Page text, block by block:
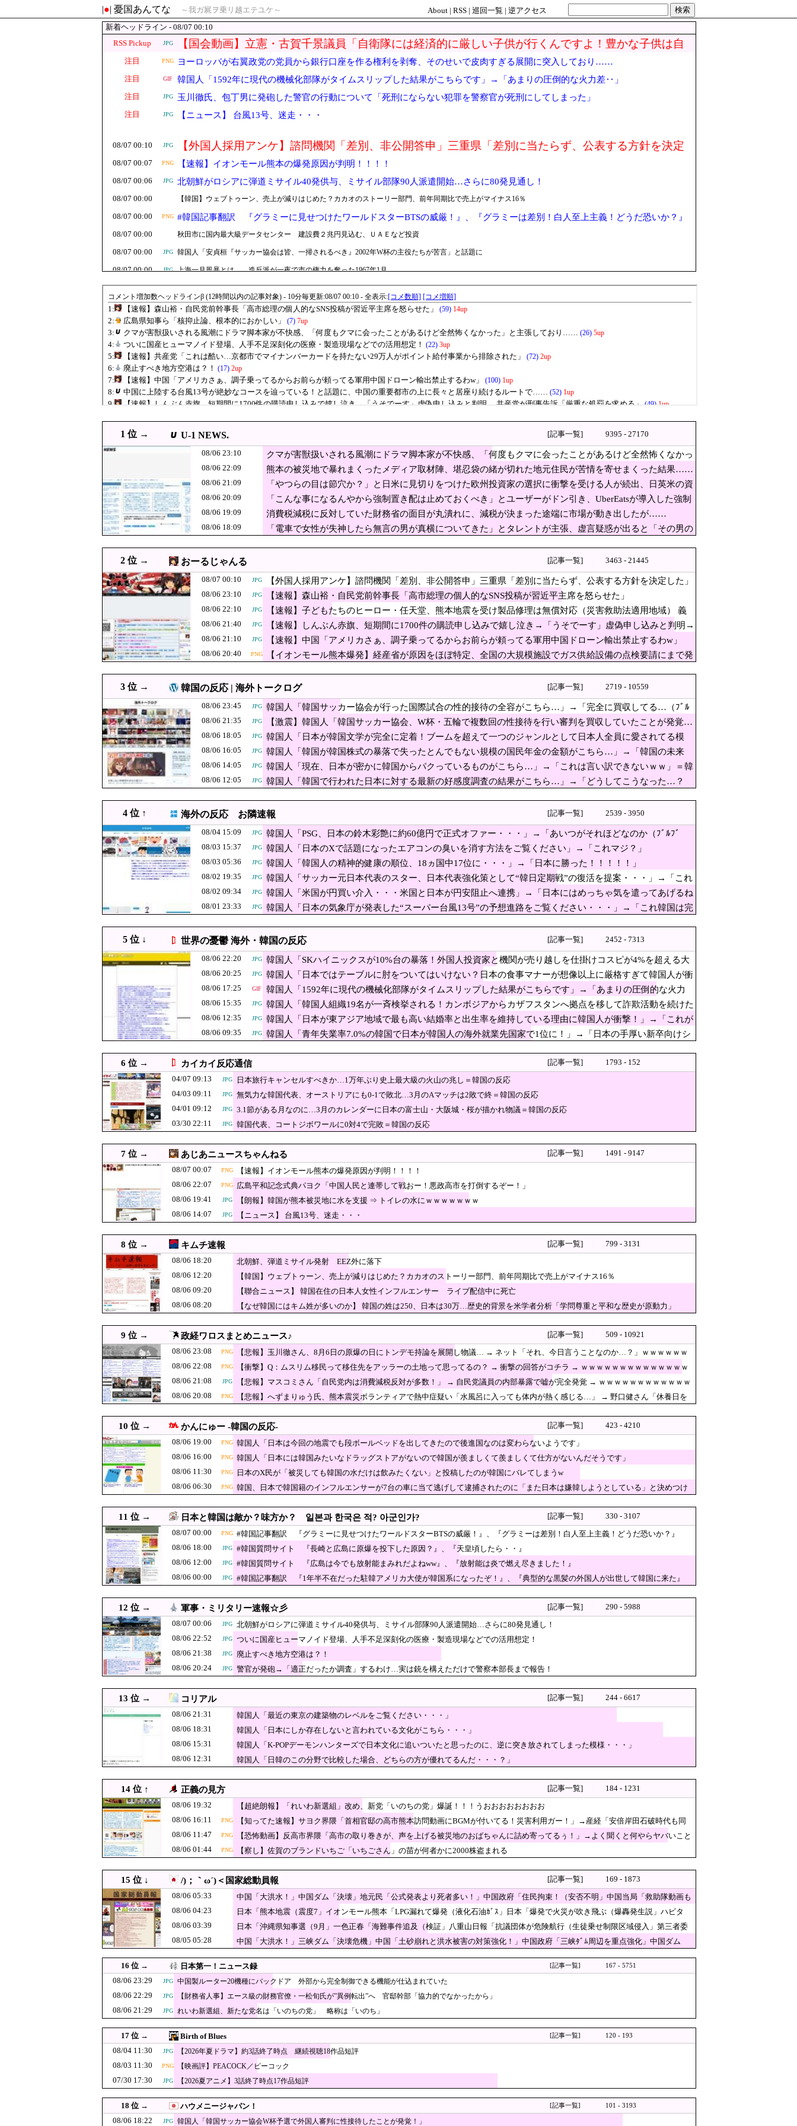
|●| 憂国あんてな ～我ガ屍ヲ乗リ越エテユケ～ About | RSS | 巡回一覧 | 逆アクセス
検索
新着ヘッドライン - 08/07 00:10
RSS Pickup
JPG
【国会動画】立憲・古賀千景議員「自衛隊には経済的に厳しい子供が行くんですよ！豊かな子供は自
衛隊になんてなりませんよ！」→進次郎ブチギレ→古、不貞腐れた態度で謝罪
注目 PNG ヨーロッパが右翼政党の党員から銀行口座を作る権利を剥奪、そのせいで皮肉すぎる展開に突入しており……
注目 GIF 韓国人「1592年に現代の機械化部隊がタイムスリップした結果がこちらです」→「あまりの圧倒的な火力差‥」
注目 JPG 玉川徹氏、包丁男に発砲した警官の行動について「死刑にならない犯罪を警察官が死刑にしてしまった」
注目 JPG 【ニュース】 台風13号、迷走・・・
08/07 00:10 JPG
【外国人採用アンケ】諮問機関「差別、非公開答申」三重県「差別に当たらず、公表する方針を決定
した」
08/07 00:07 PNG 【速報】イオンモール熊本の爆発原因が判明！！！！
08/07 00:06 JPG 北朝鮮がロシアに弾道ミサイル40発供与、ミサイル部隊90人派遣開始…さらに80発見通し！
08/07 00:00 【韓国】ウェブトゥーン、売上が減りはじめた？カカオのストーリー部門、前年同期比で売上がマイナス16％
08/07 00:00 PNG #韓国記事翻訳 『グラミーに見せつけたワールドスターBTSの威厳！』、『グラミーは差別！白人至上主義！どうだ恐いか？』
08/07 00:00 秋田市に国内最大級データセンター 建設費２兆円見込む、ＵＡＥなど投資
08/07 00:00 JPG 韓国人「安貞桓『サッカー協会は皆、一掃されるべき』2002年W杯の主役たちが苦言」と話題に
08/07 00:00 JPG 上海一月風暴とは——造反派が一夜で市の権力を奪った1967年1月
08/06 23:57 PNG 広島県知事ら「核抑止論、根本的におかしい」
08/06 23:55 中国外務省、広島原爆投下に関して「同情を得ようと核被害者の立場を政治利用」[8/6]
08/06 23:45 JPG
韓国人「韓国サッカー協会が行った国際試合の性的接待の全容がこちら…」→「完全に買収してる…
（ﾌﾞﾙﾌﾞﾙ」＝韓国の反応
08/06 23:29 JPG 中国製ルーター20機種にバックドア 外部から完全制御できる機能が仕込まれていた
08/06 23:10
クマが害獣扱いされる風潮にドラマ脚本家が不快感、「何度もクマに会ったことがあるけど全然怖く
なかった」と主張しており……
08/06 23:10 JPG 【速報】森山裕・自民党前幹事長「高市総理の個人的なSNS投稿が習近平主席を怒らせた」
08/06 23:08 PNG
【悲報】玉川徹さん、8月6日の原爆の日にトンデモ持論を展開し物議… → ネット「それ、今日言うことなのか…？」ｗｗｗｗｗ
08/06 23:00 韓国人「別れを告げた女性を車に監禁した50代男を逮捕」→「本当に情けない」
08/06 23:00 JPG 【衝撃】韓国人「宮崎駿が首を縦に振った金額」
コメ価格先行き指数 過去最低 今後も値下がり傾向 [8/6]
08/06 22:52 JPG ついに国産ヒューマノイド登場、人手不足深刻化の医療・製造現場などでの活用想定！
08/06 22:29 JPG 【財務省人事】エース級の財務官僚・一松旬氏が”異例転出”へ 官邸幹部「協力的でなかったから」
08/06 22:20 JPG
韓国人「SKハイニックスが10%台の暴落！外国人投資家と機関が売り越しを仕掛けコスピが4%を超え
る大幅な下落‥」
08/06 22:10 JPG
【速報】子どもたちのヒーロー・任天堂、熊本地震を受け製品修理は無償対応（災害救助法適用地
域） 義援金5000万円寄付
08/06 22:09
熊本の被災地で暴れまくったメディア取材陣、堪忍袋の緒が切れた地元住民が苦情を寄せまくった結
果……
08/06 22:08 PNG 【衝撃】Q：ムスリム移民って移住先をアッラーの土地って思ってるの？ → 衝撃の回答がコチラ → ｗｗｗｗｗｗｗｗｗｗｗｗｗ
ｗ
08/06 22:07 PNG 広島平和記念式典パヨク「中国人民と連帯して戦おー！悪政高市を打倒するぞー！」
「盆踊り」は騒音か 苦情数件会場半減 無音の中イヤホンから流れる曲に合わせ踊るサイレント盆ダンスも
08/06 22:00 JPG 韓国人「中国・北京の108階建てビルに軽飛行機が衝突…当局は“状況を知らない”と沈黙」
08/06 22:00 サム・アルトマンとは何者か——Googleミートで解雇された「5日間」を生き延び、8520億ドル企業を率いる男になるまで
08/06 21:55 「Linuxで十分じゃね…？」世界が気付き始める Linuxの市場シェアが初めて10%超える Windows窮地 [8/6]
【速報】しんぶん赤旗、短期間に1700件の購読申し込みで嬉し泣き→「うそでーす」虚偽申し込みと
判明→ 共産党が刑事告訴「厳重な処罰を求める」
08/06 21:38 廃止すべき地方空港は？！
08/06 21:35 JPG
【激震】韓国人「韓国サッカー協会、W杯・五輪で複数回の性接待を行い審判を買収していたことが
発覚…（ﾌﾞﾙﾌﾞﾙ」＝韓国の反応
08/06 21:31 韓国人「最近の東京の建築物のレベルをご覧ください・・・」
08/06 21:30 【韓国・聯合ニュース】 金与正氏 日本の巡航ミサイル試射に反発＝「軍事的対応」取る
08/06 21:29 JPG れいわ新選組、新たな党名は「いのちの党」 略称は「いのち」
08/06 21:23 韓国人「猛暑で『屋外作業の中止』『デリバリー配達員の保護』『工事現場の運営制限』…社会全体が極限の暑さに適応を模索」
08/06 21:10
【速報】中国「アメリカさぁ、調子乗ってるからお前らが頼ってる軍用中国ドローン輸出禁止するわ
w」
「やつらの目は節穴か？」と日米に見切りをつけた欧州投資家の選択に衝撃を受ける人が続出、日英
米の資産を処分して代わりに選んだのは……
08/06 21:08 JPG
【悲報】マスコミさん「自民党内は消費減税反対が多数！」 → 自民党議員の内部暴露で嘘が完全発覚 → ｗｗｗｗｗｗｗｗｗｗｗ
ｗｗｗ
08/06 21:04 JPG ヨーロッパが中国製メガソーラーを締め出しｗｗｗ
08/06 21:00 JPG 【なぜ韓国にはキム姓が多いのか】 韓国の姓は250、日本は30万…歴史的背景を米学者分析「学問尊重と平和な歴史が原動力」
【参政党】神谷代表、食料品の消費減税「天下の愚策だ」と批判
08/06 21:00 JPG 韓国人「リュ・スンボム、会社車でバス専用車線を走行し罰金」→「たいしたことない」
08/06 21:00 JPG 【朗報】韓国人「100回以上聴いたJ-POP、この5曲」
08/06 20:55 JPG 日本共産党の街宣車が電柱に衝突「居眠りをしてしまった」同乗していた県議を含め男女3人重傷 - 長野県駒ケ根市 [8/6]
08/06 20:40 PNG 【イオンモール熊本爆発】経産省が原因をほぼ特定、全国の大規模施設でガス供給設備の点検要請に
まで発展する事態に・・・【PICKUP】
パヨク「アジア人民、中国人民と連帯して戦おー！悪政高市を打倒するぞー！」
08/06 20:25 JPG
韓国人「日本ではテーブルに肘をついてはいけない？日本の食事マナーが想像以上に厳格すぎて韓国
人が衝撃！」→「これが日本の食事マナーか？‥」
08/06 20:24 JPG 警官が発砲→「適正だったか調査」するわけ…実は銃を構えただけで警察本部長まで報告！
08/06 20:10 JPG
【速報】「中国への侵略戦争に突入するための戦争式典だ」 パヨクが広島の平和記念式典に反対する
08/06 20:09
「こんな事になるんやから強制置き配は止めておくべき」とユーザーがドン引き、UberEatsが導入した
強制置き配が起こしたのは……
08/06 20:09 JPG 日本デビュー決定の韓国ガールズグループ『NMIXX』、2年前の『独島は我が領土』歌唱が再熱 日本デビューが直面する“音楽以外の壁”ニダ！
08/06 20:08
【悲報】へずまりゅう氏、熊本震災ボランティアで熱中症疑い「水風呂に入っても体内が熱く感じる…」 → 野口健さん「休養日
08/06 20:00 JPG 【衝撃】中国製ルーター20機種にバックドア発見！ ネットに繋ぐだけで35秒ごとに中国のサーバーと通信
08/06 20:00 【速報】れいわ新選組、「いのちの党」に党名変更
08/06 20:00 韓国人「KOSPI史上最高値更新！SKハイニックスが牽引し9000ポイントまであと少し」→「サムスンとハイニックスだけだろ！」
08/06 20:00 JPG 【衝撃】韓国人「日本のゲーセン、女の子の要望が刺さりすぎた」
秋田市に日本最大級AIデータセンター 建設費2兆円、アラブ首長国連邦（UAE）が投資へ [8/6]
08/06 19:41 【朗報】韓国が熊本被災地に水を支援 ⇒ トイレの水にｗｗｗｗｗｗｗ
08/06 19:40 JPG 【熊本地震】専門家「イオンモール熊本の爆心地に…喫煙所と自販機」警察・消防「」
08/06 19:30 JPG 【速報】れいわ新選組、「いのちの党」に党名変更ｗｗｗｗｗｗ
08/06 19:29 松のや「ママ応援企画」がなぜ許されない？「窮屈な世の中」に住む不幸、「尊重し合える社会」は遠ざかる一方 石原壮一郎氏
08/06 19:23 【中央日報】日本の地震被害に支援したのに…一部の日本人「韓国産の水は水洗トイレに」[8/6] [昆虫図鑑★]
08/06 19:10 JPG ウクライナ軍参謀本部「今年のロシア軍死傷者24万人…新規兵力の募集規模を上回る」！
ら排除された」
08/06 19:09 消費税減税に反対していた財務省の面目が丸潰れに、減税が決まった途端に市場が動き出したが……
08/06 19:08 PNG 【悲報】町のお弁当屋さん「消費税減税されても値下げせず全て利益にする！」と宣言しネットで物議 → ｗｗｗｗｗｗｗｗｗｗ
ｗｗｗｗ
08/06 19:07 【朗報】日産e-power、無給油で1980km走行しギネス記録を達成 55Lタンクでリッター36km（SUV）
08/06 19:00 韓国人「日本は今回の地震でも段ボールベッドを出してきたので後進国なのは変わらないようです」
08/06 19:00 JPG 韓国人「マクドナルドを凌駕した中国のアイスクリームチェーンの正体とは？」→「中国製は食べない」
08/06 19:00 JPG 【衝撃】韓国人「日本人が作った室外機カバー、1年後に気づく」
08/06 18:55 韓国SNS 日本の地震被害、水を支援したのに「韓国産の水は水洗トイレに」[8/6]
08/06 18:34
河合ゆうすけ「来年8月に行われる埼玉県知事選に立候補致します。現職の大野知事は左翼思想であるため、外国人問題が全く解決しないと多くの埼玉県民が怒り
の声を上げています」
08/06 18:31
08/06 18:22 JPG 韓国人「韓国サッカー協会W杯予選で外国人審判に性接待したことが発覚！」
08/06 18:20 北朝鮮、弾道ミサイル発射 EEZ外に落下
08/06 18:10 JPG
【速報】農家、キレる「高市総理には愛想尽かした今年でやめるぞ」コメ売値は生産原価の半分以
下、肥料代や燃料代は高騰
08/06 18:09
「電車で女性が失神したら無言の男が真横についてきた」とタレントが主張、虚言疑惑が出ると「そ
の男の垢を発見した」と追加主張するも……
08/06 18:08 JPG
【！】辻元清美さん、高市総理の被災地入りに「プロモーションのような動画を撮らせて、悲しく情けない！」ｗｗｗｗｗｗｗｗ
ｗｗｗｗｗｗ
08/06 18:05 JPG
韓国人「日本が韓国文学が完全に定着！ブームを超えて一つのジャンルとして日本人全員に愛されて
る模様…（ﾌﾞﾙﾌﾞﾙ」＝韓国の反応
08/06 18:00 珍しく南北から同時に叩かれた日本 韓国からは「領土問題」、北朝鮮からは「トマホーク発射」で
08/06 18:00 JPG 【速報】北朝鮮が日本海に向けてミサイル発射
08/06 18:00 JPG #韓国質問サイト 『長崎と広島に原爆を投下した原因？』、『天皇頃したら・・』
08/06 18:00 【総務省人事】エース級の財務官僚・一松旬氏が“異例転出”へ 官邸幹部「協力的でなかったから」
08/06 18:00 JPG 韓国人「敵国でのワールドカップ…イランがアメリカのロッカールームに残した手紙が感動的」と話題に
08/06 18:00 JPG 【朗報】韓国の掲示板「日本のスーパー、この売り場だけ異世界」
08/06 18:00 【動画】ワイ「AIくん！美人マッマが息子に頼まれてえちえち衣装を着るアニメ作ってくれ！元絵もAIくんが描いてや」AI「はぁ…（ため息）」
JPG なぜこんなに多くの物が中国製なのか？…米メディア！
08/06 17:55 ８月6日…北朝鮮から弾道ミサイルの可能性のあるもの発射 防衛省が発表 [8/6]
08/06 17:50 「日本を必ず後悔させる」北朝鮮金総書記の妹・金与正氏 海自のミサイル実射実験に「日本の軍事大国化黙認しない」 [8/5]
08/06 17:40 PNG 韓国人「TikTok配信中に亡くなった日本人インフルエンサー…SNS誹謗中傷の波紋広がる」
08/06 17:29 JPG 玉川徹、生出演の自民党議員に「全面的に大賛成、おっしゃる通り」 消費減税への主張めぐり
08/06 17:25 GIF
韓国人「1592年に現代の機械化部隊がタイムスリップした結果がこちらです」→「あまりの圧倒的な
火力差‥」
08/06 17:10 JPG 【速報】中国、アメリカに対する制裁を一斉発表
08/06 17:09
「もう二度と使わないからな」と某カーシェアの広告を信じた人が絶叫、船が遅れたからバスが無く
なって困ってたりこの看板が…
08/06 17:00 株式投資、若年男性の自信喪失の原因に-6割超が「人生の敗者」自認
08/06 17:00 JPG 【速報】毎日新聞のベテラン記者を逮捕 包丁で夫を脅した容疑
08/06 17:00 JPG 韓国人「チ・チャンウク、最近金欠なのか？」→SKテレコムの“病みつき広告”が瞬く間に380万回再生突破と話題に
08/06 16:55 JPG 韓国の飲食店で「こぼれたビールを再提供？」…衝撃映像が拡散、衛生管理に批判殺到 ［8/6］
08/06 16:42 JPG 熊本･八代港で自衛隊の「病院船」が医療提供開始、診察と薬剤処方…被災者向け大浴場も！
08/06 16:38 PNG
【悲報】石破茂さん「高市内閣のやり方は強引だ！」支持率下落の理由を指摘 → ﾈｯﾄ「お前が言うな」「鳥取県だけ減税無し
で！」 ｗｗｗｗｗｗｗｗｗｗｗｗｗｗ
08/06 16:30 JPG 客が使ったビールジョッキを水だけですすいで再提供した日本の飲食店…韓国のネットで物議
08/06 16:11 PNG
【知ってた速報】サヨク界隈「首相官邸の高市熊本訪問動画にBGMが付いてる！災害利用ガー！」→産経「安倍岸田石破時代も同様。当時は批判なかった」（動
画）
08/06 16:10 PNG 【ワロタ】トランプ大統領とホワイトハウス、ナルトに自分の顔を合成して投稿 日本政府が苦言「公
的機関であっても許諾が必要」
08/06 16:09
中国に上陸する台風13号が絶妙なコースを辿っている！と話題に、中国の重要都市の上に長々と居座
り続けるルートで……
08/06 16:05 JPG
韓国人「韓国が韓国株式の暴落で失ったとんでもない規模の国民年金の金額がこちら…」→「韓国の
未来が…（ﾌﾞﾙﾌﾞﾙ」＝韓国の反応
08/06 16:00 PNG 韓国人「日本には韓国みたいなドラッグストアがないので韓国が羨ましくて羨ましくて仕方がないんだそうです」
08/06 16:00 毎日新聞記者を逮捕 包丁で夫脅した疑い
08/06 16:00 JPG 韓国人「イ・ヨンス、チェコ戦の変数を語る『高地＋雨＝ボールが速くなる』」
1 位 → U-1 NEWS. [記事一覧] 9395 - 27170
08/06 23:10
クマが害獣扱いされる風潮にドラマ脚本家が不快感、「何度もクマに会ったことがあるけど全然怖くなかっ
た」と主張しており……
08/06 22:09 熊本の被災地で暴れまくったメディア取材陣、堪忍袋の緒が切れた地元住民が苦情を寄せまくった結果……
08/06 21:09
「やつらの目は節穴か？」と日米に見切りをつけた欧州投資家の選択に衝撃を受ける人が続出、日英米の資
産を処分して代わりに選んだのは……
08/06 20:09
「こんな事になるんやから強制置き配は止めておくべき」とユーザーがドン引き、UberEatsが導入した強制
置き配が起こしたのは……
08/06 19:09 消費税減税に反対していた財務省の面目が丸潰れに、減税が決まった途端に市場が動き出したが……
08/06 18:09
「電車で女性が失神したら無言の男が真横についてきた」とタレントが主張、虚言疑惑が出ると「その男の
2 位 → おーるじゃんる [記事一覧] 3463 - 21445
08/07 00:10 JPG 【外国人採用アンケ】諮問機関「差別、非公開答申」三重県「差別に当たらず、公表する方針を決定した」
08/06 23:10 JPG 【速報】森山裕・自民党前幹事長「高市総理の個人的なSNS投稿が習近平主席を怒らせた」
08/06 22:10 JPG
【速報】子どもたちのヒーロー・任天堂、熊本地震を受け製品修理は無償対応（災害救助法適用地域） 義
援金5000万円寄付
08/06 21:40 JPG
【速報】しんぶん赤旗、短期間に1700件の購読申し込みで嬉し泣き→「うそでーす」虚偽申し込みと判明→
共産党が刑事告訴「厳重な処罰を求める」
08/06 21:10 JPG 【速報】中国「アメリカさぁ、調子乗ってるからお前らが頼ってる軍用中国ドローン輸出禁止するわw」
08/06 20:40 PNG
【イオンモール熊本爆発】経産省が原因をほぼ特定、全国の大規模施設でガス供給設備の点検要請にまで発
3 位 → 韓国の反応 | 海外トークログ [記事一覧] 2719 - 10559
08/06 23:45 JPG
韓国人「韓国サッカー協会が行った国際試合の性的接待の全容がこちら…」→「完全に買収してる…（ﾌﾞﾙ
ﾌﾞﾙ」＝韓国の反応
08/06 21:35 JPG
【激震】韓国人「韓国サッカー協会、W杯・五輪で複数回の性接待を行い審判を買収していたことが発覚…
（ﾌﾞﾙﾌﾞﾙ」＝韓国の反応
08/06 18:05 JPG
韓国人「日本が韓国文学が完全に定着！ブームを超えて一つのジャンルとして日本人全員に愛されてる模
様…（ﾌﾞﾙﾌﾞﾙ」＝韓国の反応
08/06 16:05 JPG
韓国人「韓国が韓国株式の暴落で失ったとんでもない規模の国民年金の金額がこちら…」→「韓国の未来
が…（ﾌﾞﾙﾌﾞﾙ」＝韓国の反応
08/06 14:05 JPG
韓国人「現在、日本が密かに韓国からパクっているものがこちら…」→「これは言い訳できないｗｗ」＝韓
国の反応
08/06 12:05 JPG
韓国人「韓国で行われた日本に対する最新の好感度調査の結果がこちら…」→「どうしてこうなった…？
4 位 ↑ 海外の反応 お隣速報 [記事一覧] 2539 - 3950
08/04 15:09 JPG
韓国人「PSG、日本の鈴木彩艶に約60億円で正式オファー・・・」→「あいつがそれほどなのか（ﾌﾞﾙﾌﾞ
ﾙ）」「レギュラーとして出れるとは思わないけど、それでもやっぱり羨ましいね」
08/03 15:37 JPG 韓国人「日本のXで話題になったエアコンの臭いを消す方法をご覧ください」→「これマジ？」
08/03 05:36 JPG 韓国人「韓国人の精神的健康の順位、18ヵ国中17位に・・・」→「日本に勝った！！！！！」
08/02 19:35 JPG
韓国人「サッカー元日本代表のスター、日本代表強化策として“韓日定期戦”の復活を提案・・・」→「これ
はマジで良いと思う」「今すぐやったらガチでボコられるだろうね 10年後にやらないか？」「やめてく
れ、勝っても負けても後味が悪い」
08/02 09:34 JPG
韓国人「米国が円買い介入・・・米国と日本が円安阻止へ連携」→「日本にはめっちゃ気を遣ってあげるね
ｗ」「ウォンも救ってくれ・・・」
08/01 23:33 JPG
韓国人「日本の気象庁が発表した“スーパー台風13号”の予想進路をご覧ください・・・」→「これ韓国は完
5 位 ↓ 世界の憂鬱 海外・韓国の反応 [記事一覧] 2452 - 7313
08/06 22:20 JPG
韓国人「SKハイニックスが10%台の暴落！外国人投資家と機関が売り越しを仕掛けコスピが4%を超える大
幅な下落‥」
08/06 20:25 JPG
韓国人「日本ではテーブルに肘をついてはいけない？日本の食事マナーが想像以上に厳格すぎて韓国人が衝
撃！」→「これが日本の食事マナーか？‥」
08/06 17:25 GIF
韓国人「1592年に現代の機械化部隊がタイムスリップした結果がこちらです」→「あまりの圧倒的な火力
差‥」
08/06 15:35 JPG
韓国人「韓国人組織19名が一斉検挙される！カンボジアからカザフスタンへ拠点を移して詐欺活動を続けた
された犯罪グループの末路がこちらです」
08/06 12:35 JPG
韓国人「日本が東アジア地域で最も高い結婚率と出生率を維持している理由に韓国人が衝撃！」→「これが
日本の若者たちの生活スタイル‥」
08/06 09:35 JPG
韓国人「青年失業率7.0%の韓国で日本が韓国人の海外就業先国家で1位に！」→「日本の手厚い新卒向けシ
6 位 →
カイカイ反応通信 [記事一覧]
1793 - 152
04/07 09:13
JPG
日本旅行キャンセルすべきか…1万年ぶり史上最大級の火山の兆し＝韓国の反応
04/03 09:11
JPG
無気力な韓国代表、オーストリアにも0-1で敗北…3月のAマッチは2敗で終＝韓国の反応
04/01 09:12
JPG
3.1節がある月なのに…3月のカレンダーに日本の富士山・大阪城・桜が描かれ物議＝韓国の反応
03/30 22:11
JPG 韓国代表、コートジボワールに0対4で完敗＝韓国の反応
7 位 → あじあニュースちゃんねる [記事一覧]
1491 - 9147
08/07 00:07
PNG
【速報】イオンモール熊本の爆発原因が判明！！！！
08/06 22:07
PNG
広島平和記念式典パヨク「中国人民と連帯して戦おー！悪政高市を打倒するぞー！」
08/06 19:41
JPG
【朗報】韓国が熊本被災地に水を支援 ⇒ トイレの水にｗｗｗｗｗｗｗ
08/06 14:07
JPG 【ニュース】 台風13号、迷走・・・
8 位 → キムチ速報 [記事一覧]
799 - 3131
08/06 18:20
北朝鮮、弾道ミサイル発射 EEZ外に落下
08/06 12:20
【韓国】ウェブトゥーン、売上が減りはじめた？カカオのストーリー部門、前年同期比で売上がマイナス16％
08/06 09:20
【聯合ニュース】 韓国在住の日本人女性インフルエンサー ライブ配信中に死亡
08/06 08:20
【なぜ韓国にはキム姓が多いのか】 韓国の姓は250、日本は30万…歴史的背景を米学者分析「学問尊重と平和な歴史が原動力」
9 位 → 政経ワロスまとめニュース♪ [記事一覧]
509 - 10921
08/06 23:08
PNG
【悲報】玉川徹さん、8月6日の原爆の日にトンデモ持論を展開し物議… → ネット「それ、今日言うことなのか…？」ｗｗｗｗｗｗ
ｗｗｗｗｗｗｗ
08/06 22:08 PNG
【衝撃】Q：ムスリム移民って移住先をアッラーの土地って思ってるの？ → 衝撃の回答がコチラ → ｗｗｗｗｗｗｗｗｗｗｗｗｗｗ
08/06 21:08
JPG
【悲報】マスコミさん「自民党内は消費減税反対が多数！」 → 自民党議員の内部暴露で嘘が完全発覚 → ｗｗｗｗｗｗｗｗｗｗｗｗ
ｗｗ
08/06 20:08 PNG
【悲報】へずまりゅう氏、熊本震災ボランティアで熱中症疑い「水風呂に入っても体内が熱く感じる…」 → 野口健さん「休養日を
10 位 → かんにゅー -韓国の反応- [記事一覧]
423 - 4210
08/06 19:00
PNG 韓国人「日本は今回の地震でも段ボールベッドを出してきたので後進国なのは変わらないようです」
08/06 16:00
PNG 韓国人「日本には韓国みたいなドラッグストアがないので韓国が羨ましくて羨ましくて仕方がないんだそうです」
08/06 11:30
PNG
日本のX民が「被災しても韓国の水だけは飲みたくない」と投稿したのが韓国にバレてしまうw
08/06 06:30
PNG 韓国、日本で韓国籍のインフルエンサーが7台の車に当て逃げして逮捕されたのに「また日本は嫌韓しようとしている」と決めつけ
11 位 → 日本と韓国は敵か？味方か？ 일본과 한국은 적? 아군인가? [記事一覧]
330 - 3107
08/07 00:00
PNG #韓国記事翻訳 『グラミーに見せつけたワールドスターBTSの威厳！』、『グラミーは差別！白人至上主義！どうだ恐いか？』
08/06 18:00
JPG
#韓国質問サイト 『長崎と広島に原爆を投下した原因？』、『天皇頃したら・・』
08/06 12:00
JPG
#韓国質問サイト 『広島は今でも放射能まみれだよねww』、『放射能は炎で燃え尽きました！』
08/06 00:00
JPG #韓国記事翻訳 『1年半不在だった駐韓アメリカ大使が韓国系になったぞ！』、『典型的な黒髪の外国人が出世して韓国に来た』
12 位 → 軍事・ミリタリー速報☆彡 [記事一覧]
290 - 5988
08/07 00:06
JPG
北朝鮮がロシアに弾道ミサイル40発供与、ミサイル部隊90人派遣開始…さらに80発見通し！
08/06 22:52
JPG
ついに国産ヒューマノイド登場、人手不足深刻化の医療・製造現場などでの活用想定！
08/06 21:38
JPG
廃止すべき地方空港は？！
08/06 20:24
JPG 警官が発砲→「適正だったか調査」するわけ…実は銃を構えただけで警察本部長まで報告！
13 位 → コリアル [記事一覧]
244 - 6617
08/06 21:31
韓国人「最近の東京の建築物のレベルをご覧ください・・・」
08/06 18:31
韓国人「日本にしか存在しないと言われている文化がこちら・・・」
08/06 15:31
韓国人「K-POPデーモンハンターズで日本文化に追いついたと思ったのに、逆に突き放されてしまった模様・・・」
08/06 12:31
韓国人「日韓のこの分野で比較した場合、どちらの方が優れてるんだ・・・？」
14 位 ↑ 正義の見方 [記事一覧]
184 - 1231
08/06 19:32
【超絶朗報】「れいわ新選組」改め、新党「いのちの党」爆誕！！！うおおおおおおおお
08/06 16:11
PNG
【知ってた速報】サヨク界隈「首相官邸の高市熊本訪問動画にBGMが付いてる！災害利用ガー！」→産経「安倍岸田石破時代も同
様。当時は批判なかった」（動画）
08/06 11:47 PNG
【恐怖動画】反高市界隈「高市の取り巻きが、声を上げる被災地のおばちゃんに詰め寄ってるぅ！」→よく聞くと何やらヤバいこと
を言っていると話題に…
08/06 01:44 PNG 【察し】佐賀のブランドいちご「いちごさん」の苗が何者かに2000株盗まれる
15 位 ↓ /)；｀ω´)＜国家総動員報 [記事一覧]
169 - 1873
08/06 05:33
中国「大洪水！」中国ダム「決壊」地元民「公式発表より死者多い！」中国政府「住民拘束！（安否不明」中国当局「救助隊動画も
削除」台風13号「三峡ﾀﾞﾑ接近中」→
08/06 04:23
日本「熊本地震（震度7」イオンモール熊本「LPG漏れて爆発（液化石油ｶﾞｽ」日本「爆発で火災が吹き飛ぶ（爆轟発生説」ハビタ
「遺族説明の虚偽を認める（営業部長発言」→
08/06 03:39
日本「沖縄県知事選（9月」一色正春「海難事件追及（検証」八重山日報「抗議団体が危険航行（生徒乗せ制限区域侵入」第三者委
員会「抗議団体の構成組織は日本共産党」→
08/05 05:28
中国「大洪水！」三峡ダム「決壊危機」中国「土砂崩れと洪水被害の対策強化！」中国政府「三峡ﾀﾞﾑ周辺を重点強化」中国ダム
16 位 →
日本第一！ニュース録 [記事一覧] 167 - 5751
08/06 23:29 JPG 中国製ルーター20機種にバックドア 外部から完全制御できる機能が仕込まれていた
08/06 22:29 JPG 【財務省人事】エース級の財務官僚・一松旬氏が”異例転出”へ 官邸幹部「協力的でなかったから」
08/06 21:29 JPG れいわ新選組、新たな党名は「いのちの党」 略称は「いのち」
17 位 → Birth of Blues [記事一覧] 120 - 193
08/04 11:30 JPG 【2026年夏ドラマ】約3話終了時点 継続視聴18作品短評
08/03 11:30 PNG 【映画評】PEACOCK／ピーコック
07/30 17:30 JPG 【2026夏アニメ】3話終了時点17作品短評
18 位 → ハウメニージャパン！ [記事一覧] 101 - 3193
08/06 18:22 JPG 韓国人「韓国サッカー協会W杯予選で外国人審判に性接待したことが発覚！」